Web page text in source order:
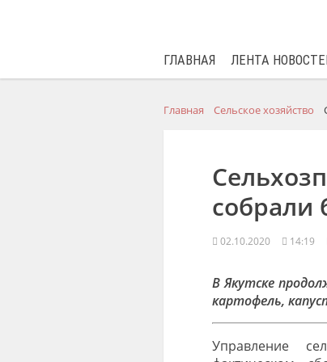
ГЛАВНАЯ ЛЕНТА
Главная Сельское хозяйство
собрали
02.10.2020 14:19
В Якутске
картофель,
Управление